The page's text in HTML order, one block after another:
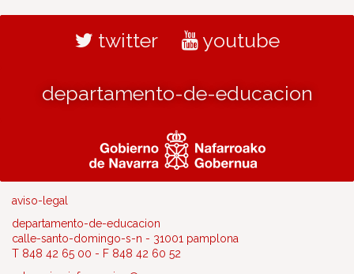
twitter youtube
departamento-de-educacion
aviso-legal
departamento-de-educacion
calle-santo-domingo-s-n - 31001 pamplona
T 848 42 65 00 - F 848 42 60 52